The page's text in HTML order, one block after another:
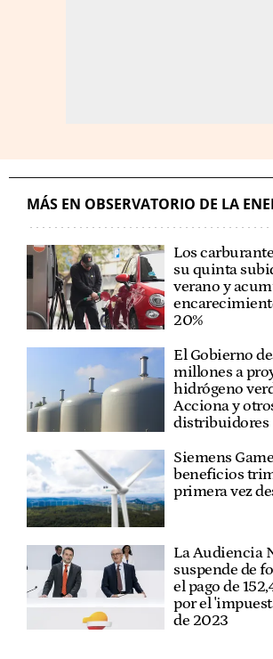
MÁS EN OBSERVATORIO DE LA
Los
su quinta
verano y
20%
El Gobierno
millones a
hidrógeno
Acciona y
distribuidores
Siemens
beneficios
primera vez
La Audiencia
suspende de
el pago de
por el
de 2023